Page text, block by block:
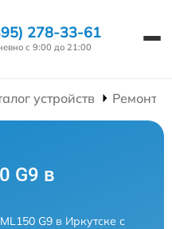
278-33-61
с 9:00 до 21:00
устройств Ремонт
G9 в
G9 в Иркутске с